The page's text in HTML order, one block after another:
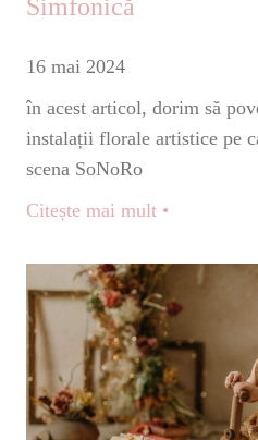
Simfonică
16 mai 2024
în acest articol, dorim să
instalații florale artistice pe
scena SoNoRo
Citește mai mult •